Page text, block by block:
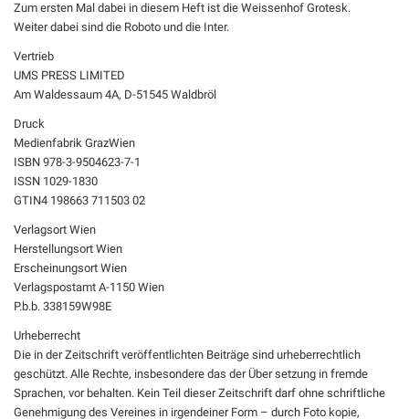
Zum ersten Mal dabei in diesem Heft ist die Weissenhof Grotesk.
Weiter dabei sind die Roboto und die Inter.
Vertrieb
UMS PRESS LIMITED
Am Waldessaum 4A, D-51545 Waldbröl
Druck
Medienfabrik GrazWien
ISBN 978-3-9504623-7-1
ISSN 1029-1830
GTIN4 198663 711503 02
Verlagsort Wien
Herstellungsort Wien
Erscheinungsort Wien
Verlagspostamt A-1150 Wien
P.b.b. 338159W98E
Urheberrecht
Die in der Zeitschrift veröffentlichten Beiträge sind urheberrechtlich
geschützt. Alle Rechte, insbesondere das der Über setzung in fremde
Sprachen, vor behalten. Kein Teil dieser Zeitschrift darf ohne schriftliche
Genehmigung des Vereines in irgendeiner Form – durch Foto kopie,